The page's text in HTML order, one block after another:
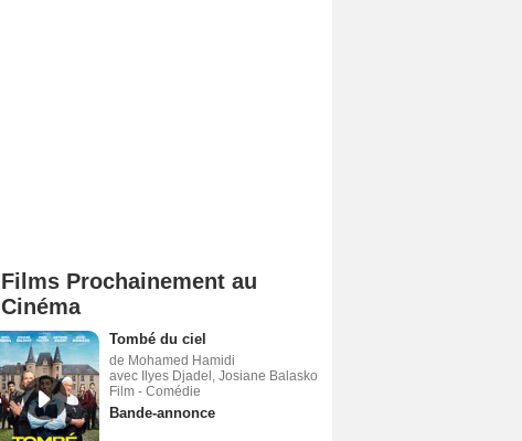
Films Prochainement au
Cinéma
Tombé du ciel
de Mohamed Hamidi
avec Ilyes Djadel, Josiane Balasko
Film - Comédie
Bande-annonce